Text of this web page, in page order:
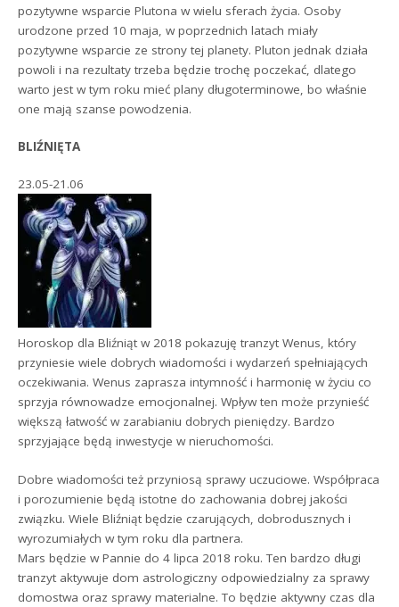
pozytywne wsparcie Plutona w wielu sferach życia. Osoby
urodzone przed 10 maja, w poprzednich latach miały
pozytywne wsparcie ze strony tej planety. Pluton jednak działa
powoli i na rezultaty trzeba będzie trochę poczekać, dlatego
warto jest w tym roku mieć plany długoterminowe, bo właśnie
one mają szanse powodzenia.
BLIŹNIĘTA
23.05-21.06
Horoskop dla Bliźniąt w 2018 pokazuję tranzyt Wenus, który
przyniesie wiele dobrych wiadomości i wydarzeń spełniających
oczekiwania. Wenus zaprasza intymność i harmonię w życiu co
sprzyja równowadze emocjonalnej. Wpływ ten może przynieść
większą łatwość w zarabianiu dobrych pieniędzy. Bardzo
sprzyjające będą inwestycje w nieruchomości.
Dobre wiadomości też przyniosą sprawy uczuciowe. Współpraca
i porozumienie będą istotne do zachowania dobrej jakości
związku. Wiele Bliźniąt będzie czarujących, dobrodusznych i
wyrozumiałych w tym roku dla partnera.
Mars będzie w Pannie do 4 lipca 2018 roku. Ten bardzo długi
tranzyt aktywuje dom astrologiczny odpowiedzialny za sprawy
domostwa oraz sprawy materialne. To będzie aktywny czas dla